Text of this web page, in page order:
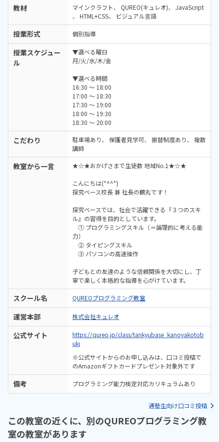
教材 マインクラフト QUREO(キュレオ)
JavaScript
HTML+CSS
ビジュアル言語
授業形式 個別指導
授業スケジュー
ル
▼選べる曜日
月/火/水/木/金
▼選べる時間
16:30 ～ 18:00
17:00 ～ 18:30
17:30 ～ 19:00
18:00 ～ 19:30
18:30 ～ 20:00
こだわり 駐車場あり 保護者見学可 振替制度あり
複数
講師
教室から一言 ★☆★おかげさまで生徒数 地域No.1★☆★
こんにちは(*^^*)
探究ベース校長 兼 社長の鶴丸です！
探究ベースでは、社会で活躍できる『３つのスキ
ル』の習得を目的としています。
① プログラミングスキル（＝論理的に考える能
力）
② タイピングスキル
③ パソコンの高速操作
子どもとの友達のような信頼関係を大切にし、丁
寧で楽しく本格的な指導を心がけています。
スクール名 QUREOプログラミング教室
運営本部 株式会社キュレオ
公式サイト
https://qureo.jp/class/tankyubase_kanoyakotob
uki
※公式サイトからのお申し込みは、口コミ投稿で
のAmazonギフトカードプレゼント対象外です
備考 プログラミング能力検定対応カリキュラムあり
通塾生向け口コミ投稿
この教室の近くに、別のQUREOプログラミング教
室の教室があります